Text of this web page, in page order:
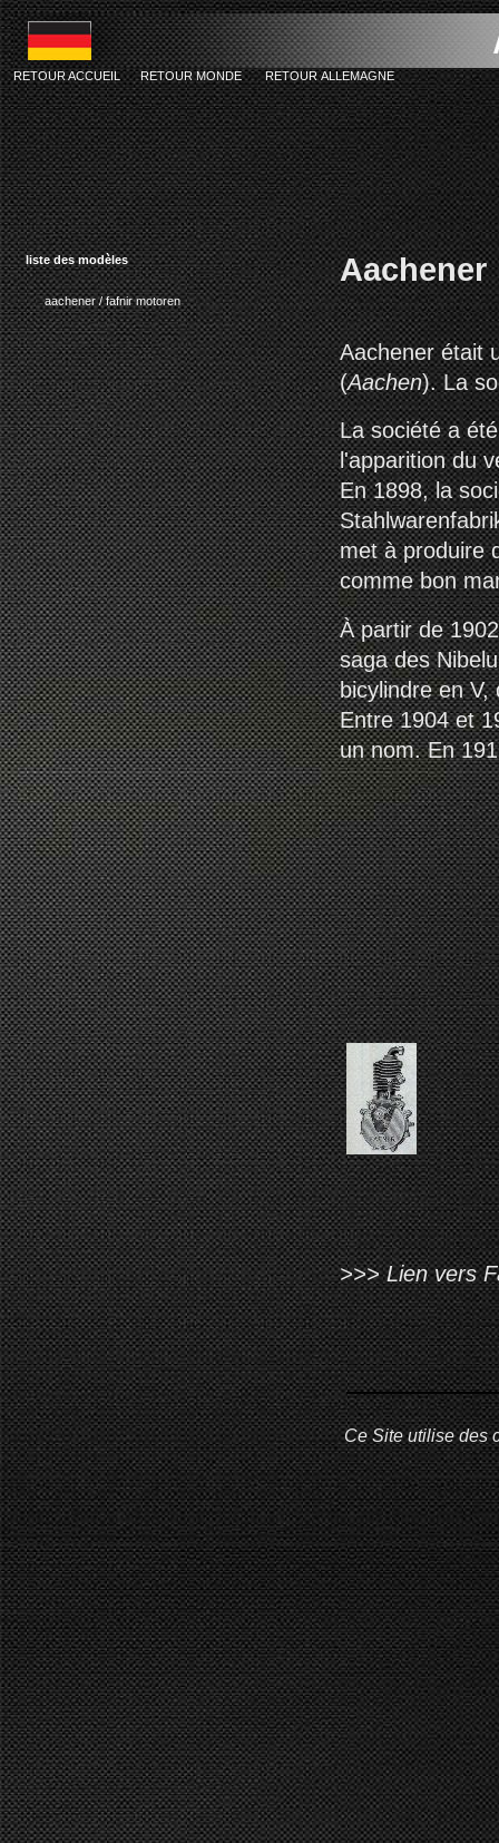
liste des modèles
aachener / fafnir motoren
Aachener
Aachener était
(Aachen). La
La société a
l'apparition du
En 1898, la
met à produire
comme bon
À partir de
saga des
bicylindre en
Entre 1904 et
un nom. En
>>> Lien vers
Ce Site utilise des
RETOUR ACCUEIL RETOUR MONDE RETOUR ALLEMAGNE